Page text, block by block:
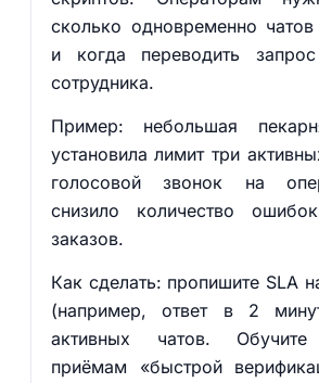
сколько одновременно
и когда переводить
сотрудника.
Пример: небольшая
установила лимит три
голосовой звонок на
снизило количество
заказов.
Как сделать: пропишите SLA
(например, ответ в 2
активных чатов. Обучите
приёмам «быстрой